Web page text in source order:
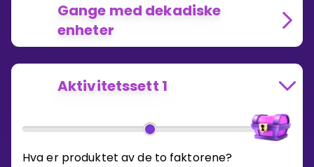
Gange med dekadiske
enheter
Aktivitetssett 1
Hva er produktet av de to faktorene?